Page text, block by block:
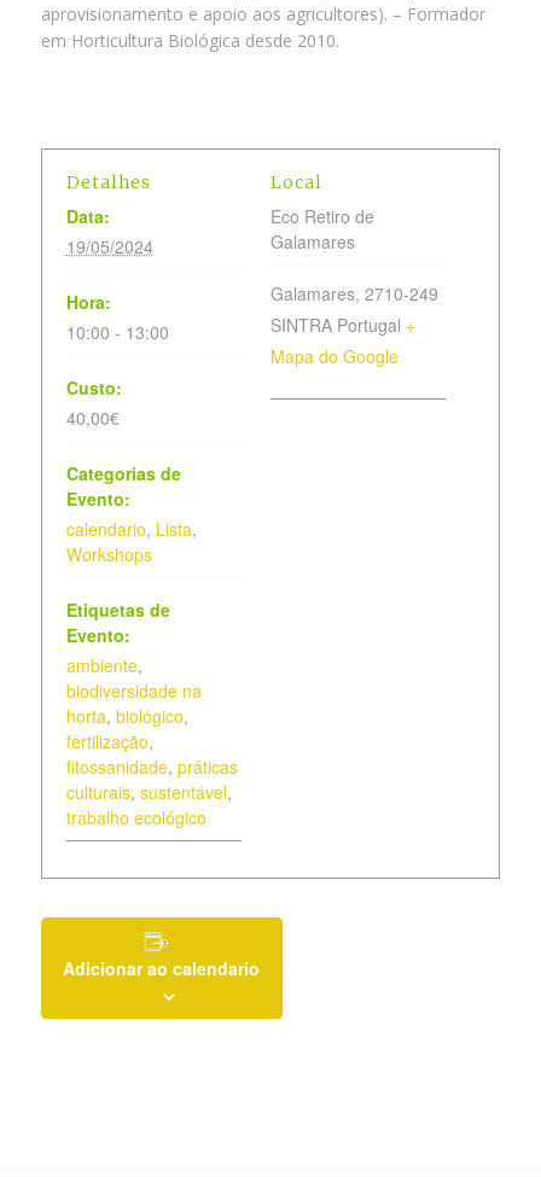
aprovisionamento e apoio aos agricultores). – Formador
em Horticultura Biológica desde 2010.
Detalhes
Data:
19/05/2024
Hora:
10:00 - 13:00
Custo:
40,00€
Categorias de
Evento:
calendario, Lista,
Workshops
Etiquetas de
Evento:
ambiente,
biodiversidade na
horta, biológico,
fertilização,
fitossanidade, práticas
culturais, sustentável,
trabalho ecológico
Local
Eco Retiro de
Galamares
Galamares, 2710-249
SINTRA Portugal +
Mapa do Google
Adicionar ao calendario